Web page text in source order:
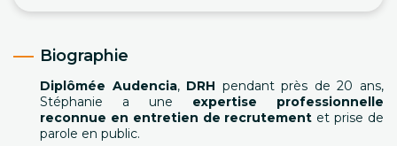
Biographie
Diplômée Audencia, DRH pendant près de 20 ans,
Stéphanie a une expertise professionnelle
reconnue en entretien de recrutement et prise de
parole en public.